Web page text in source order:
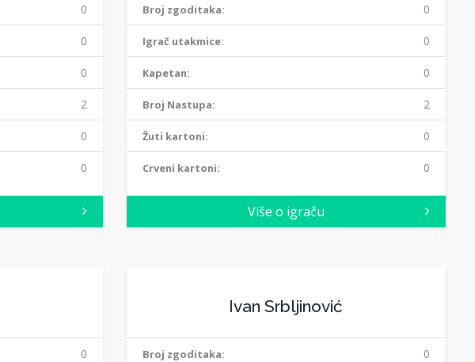
0
0
0
2
0
0
Broj zgoditaka: 0
Igrač utakmice: 0
Kapetan: 0
Broj Nastupa: 2
Žuti kartoni: 0
Crveni kartoni: 0
Više o igraču
0
Ivan Srbljinović
Broj zgoditaka: 0